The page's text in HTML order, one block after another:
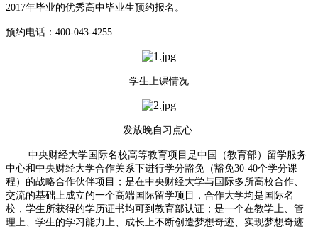
2017年毕业的优秀高中毕业生预约报名。
预约电话：400-043-4255
学生上课情况
发放晚自习点心
中央财经大学国际名校高等教育项目是中国（教育部）留学服务
中心和中央财经大学合作关系下进行学分豁免（豁免30-40个学分课
程）的战略合作伙伴项目；是在中央财经大学与国际多所高校合作、
交流的基础上成立的一个高端国际留学项目，合作大学均是国际名
校，学生所获得的学历证书均可到教育部认证；是一个在教学上、管
理上、学生的学习能力上、成长上不断创造梦想奇迹、实现梦想奇迹